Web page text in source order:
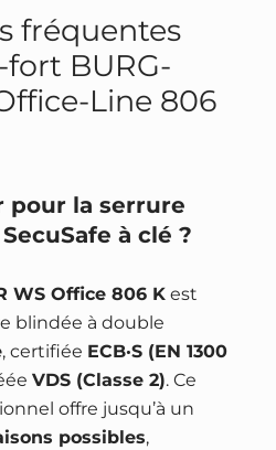
fréquentes
BURG-
Line 806
pour la serrure
à clé ?
WS Office 806 Kest
blindée à double
, certifiée ECB·S (EN 1300
VDS (Classe 2). Ce
offre jusqu’à un
possibles,